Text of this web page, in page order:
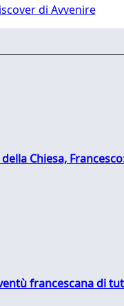
di Avvenire
Chiesa,
francescana di